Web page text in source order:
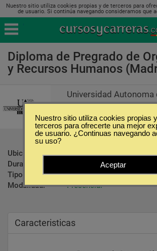
Nuestro sitio utiliza cookies propias y de terceros para
de usuario. Si continúa navegando consideramos que
Diploma de Pregrado de
y Recursos Humanos
Universidad Autonoma
Ubicación:
Madrid - Madrid
Duración:
Tipo:
Diplomados
Modalidad:
Presencial
Caracteristicas
Nuestro sitio utiliza cookies propias
terceros para ofrecerte una mejor
de usuario. ¿Continuas navegando
su uso?
Aceptar